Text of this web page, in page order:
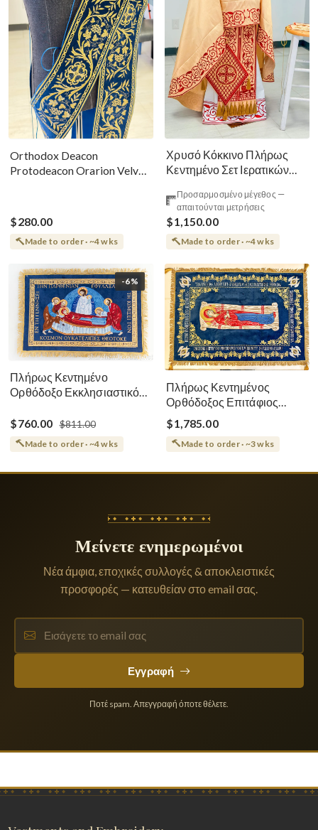
Orthodox Deacon
Protodeacon Orarion Velvet
$280.00
Made to order · ~4 wks
Χρυσό Κόκκινο Πλήρως
Κεντημένο Σετ Ιερατικών
Προσαρμοσμένο μέγεθος —
απαιτούνται μετρήσεις
$1,150.00
Made to order · ~4 wks
-6%
Πλήρως Κεντημένο
Ορθόδοξο Εκκλησιαστικό
Θεοτόκου
$760.00 $811.00
Made to order · ~4 wks
Πλήρως Κεντημένος
Ορθόδοξος Επιτάφιος
Κοίμησης
$1,785.00
Made to order · ~3 wks
Μείνετε ενημερωμένοι
Νέα άμφια, εποχικές συλλογές & αποκλειστικές
προσφορές — κατευθείαν στο email σας.
Εγγραφή
Ποτέ spam. Απεγγραφή όποτε θέλετε.